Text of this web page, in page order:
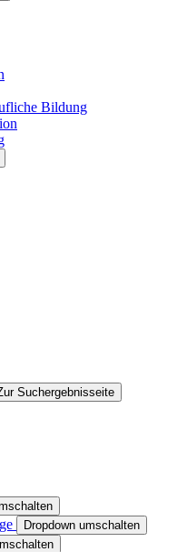
Bildung
Suchergebnisseite
Dropdown umschalten